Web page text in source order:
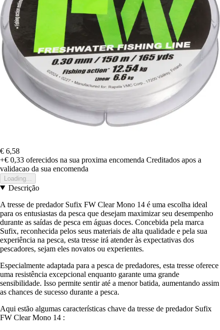
€ 6,58
+€ 0,33 oferecidos na sua proxima encomenda Creditados apos a
validacao da sua encomenda
Loading...
Descrição
A tresse de predador Sufix FW Clear Mono 14 é uma escolha ideal
para os entusiastas da pesca que desejam maximizar seu desempenho
durante as saídas de pesca em águas doces. Concebida pela marca
Sufix, reconhecida pelos seus materiais de alta qualidade e pela sua
experiência na pesca, esta tresse irá atender às expectativas dos
pescadores, sejam eles novatos ou experientes.
Especialmente adaptada para a pesca de predadores, esta tresse oferece
uma resistência excepcional enquanto garante uma grande
sensibilidade. Isso permite sentir até a menor batida, aumentando assim
as chances de sucesso durante a pesca.
Aqui estão algumas características chave da tresse de predador Sufix
FW Clear Mono 14 :